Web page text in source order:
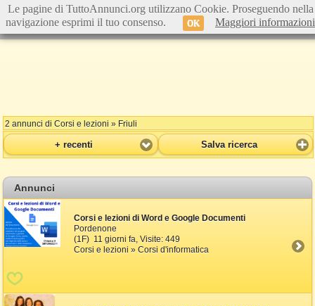
2 annunci di Corsi e lezioni » Friuli
+ recenti Salva ricerca
Annunci
Corsi e lezioni di Word e Google Documenti
Pordenone
(1F) 11 giorni fa, Visite: 449
Corsi e lezioni » Corsi d'informatica
Le pagine di TuttoAnnunci.org utilizzano Cookie. Proseguendo nella
navigazione esprimi il tuo consenso.
OK Maggiori informazioni